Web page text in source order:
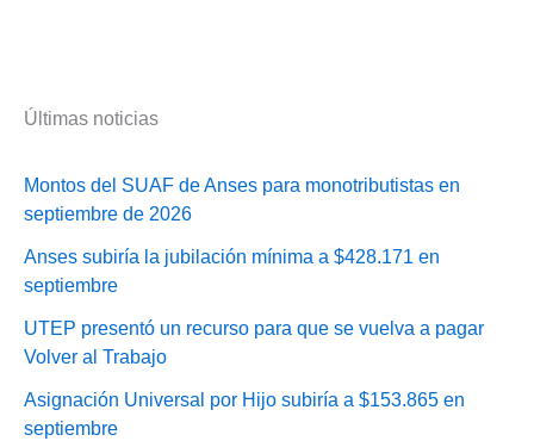
Últimas noticias
Montos del SUAF de Anses para monotributistas en
septiembre de 2026
Anses subiría la jubilación mínima a $428.171 en
septiembre
UTEP presentó un recurso para que se vuelva a pagar
Volver al Trabajo
Asignación Universal por Hijo subiría a $153.865 en
septiembre